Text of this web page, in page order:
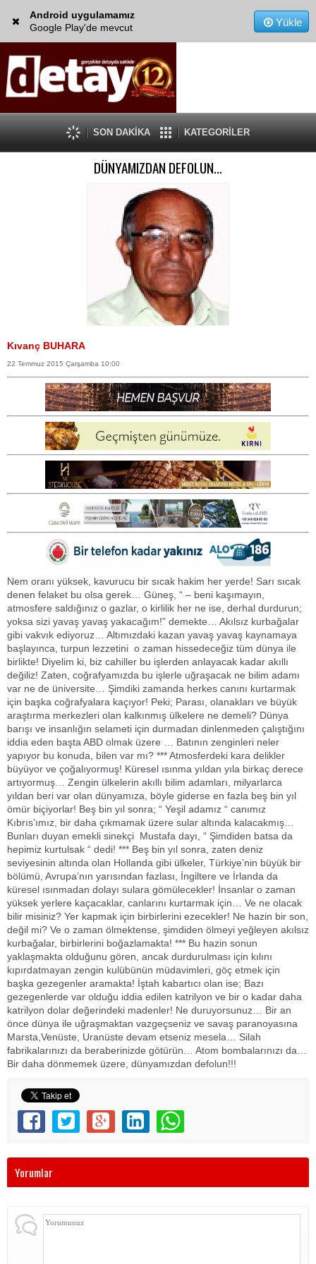
Android uygulamamız
Google Play'de mevcut
Yükle
SON DAKİKA KATEGORİLER
DÜNYAMIZDAN DEFOLUN…
Kıvanç BUHARA
22 Temmuz 2015 Çarşamba 10:00
Nem oranı yüksek, kavurucu bir sıcak hakim her yerde! Sarı sıcak
denen felaket bu olsa gerek… Güneş, “ – beni kaşımayın,
atmosfere saldığınız o gazlar, o kirlilik her ne ise, derhal durdurun;
yoksa sizi yavaş yavaş yakacağım!” demekte… Akılsız kurbağalar
gibi vakvık ediyoruz… Altımızdaki kazan yavaş yavaş kaynamaya
başlayınca, turpun lezzetini o zaman hissedeceğiz tüm dünya ile
birlikte! Diyelim ki, biz cahiller bu işlerden anlayacak kadar akıllı
değiliz! Zaten, coğrafyamızda bu işlerle uğraşacak ne bilim adamı
var ne de üniversite… Şimdiki zamanda herkes canını kurtarmak
için başka coğrafyalara kaçıyor! Peki; Parası, olanakları ve büyük
araştırma merkezleri olan kalkınmış ülkelere ne demeli? Dünya
barışı ve insanlığın selameti için durmadan dinlenmeden çalıştığını
iddia eden başta ABD olmak üzere … Batının zenginleri neler
yapıyor bu konuda, bilen var mı? *** Atmosferdeki kara delikler
büyüyor ve çoğalıyormuş! Küresel ısınma yıldan yıla birkaç derece
artıyormuş… Zengin ülkelerin akıllı bilim adamları, milyarlarca
yıldan beri var olan dünyamıza, böyle giderse en fazla beş bin yıl
ömür biçiyorlar! Beş bin yıl sonra; “ Yeşil adamız “ canımız
Kıbrıs’ımız, bir daha çıkmamak üzere sular altında kalacakmış…
Bunları duyan emekli sinekçi Mustafa dayı, “ Şimdiden batsa da
hepimiz kurtulsak “ dedi! *** Beş bin yıl sonra, zaten deniz
seviyesinin altında olan Hollanda gibi ülkeler, Türkiye’nin büyük bir
bölümü, Avrupa’nın yarısından fazlası, İngiltere ve İrlanda da
küresel ısınmadan dolayı sulara gömülecekler! İnsanlar o zaman
yüksek yerlere kaçacaklar, canlarını kurtarmak için… Ve ne olacak
bilir misiniz? Yer kapmak için birbirlerini ezecekler! Ne hazin bir son,
değil mi? Ve o zaman ölmektense, şimdiden ölmeyi yeğleyen akılsız
kurbağalar, birbirlerini boğazlamakta! *** Bu hazin sonun
yaklaşmakta olduğunu gören, ancak durdurulması için kılını
kıpırdatmayan zengin kulübünün müdavimleri, göç etmek için
başka gezegenler aramakta! İştah kabartıcı olan ise; Bazı
gezegenlerde var olduğu iddia edilen katrilyon ve bir o kadar daha
katrilyon dolar değerindeki madenler! Ne duruyorsunuz… Bir an
önce dünya ile uğraşmaktan vazgeçseniz ve savaş paranoyasına
Marsta,Venüste, Uranüste devam etseniz mesela… Silah
fabrikalarınızı da beraberinizde götürün… Atom bombalarınızı da…
Bir daha dönmemek üzere, dünyamızdan defolun!!!
Yorumlar